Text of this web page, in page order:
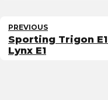
PREVIOUS
Sporting Trigon
Lynx E1